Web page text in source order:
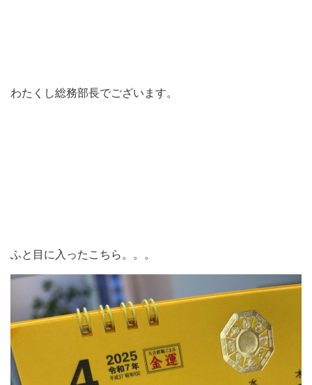
わたくし総務部長でございます。
ふと目に入ったこちら。。。